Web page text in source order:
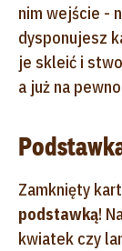
nim wejście -
dysponujesz
je skleić i
a już na
Zamknięty
podstawką!
kwiatek czy